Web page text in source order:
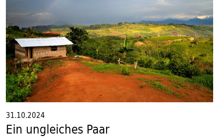
31.10.2024
Ein ungleiches Paar